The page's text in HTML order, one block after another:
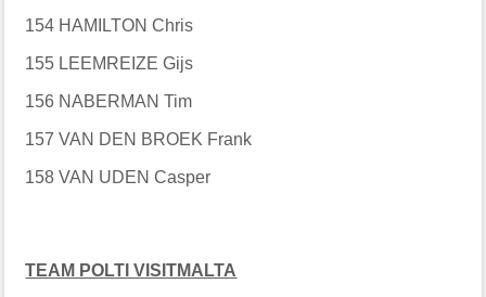
154 HAMILTON Chris
155 LEEMREIZE Gijs
156 NABERMAN Tim
157 VAN DEN BROEK Frank
158 VAN UDEN Casper
TEAM POLTI VISITMALTA